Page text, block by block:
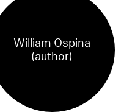
William Ospina
(author)